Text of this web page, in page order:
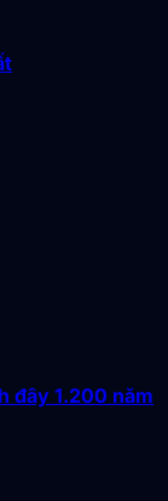
đây 1.200 năm